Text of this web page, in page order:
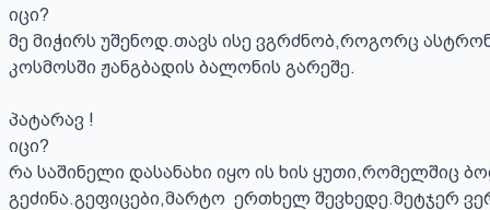
იცი?
მე მიჭირს უშენოდ.თავს ისე ვგრძნობ,როგორც
კოსმოსში ჟანგბადის ბალონის გარეშე.
პატარავ !
იცი?
რა საშინელი დასანახი იყო ის ხის ყუთი,რომელშიც
გეძინა.გეფიცები,მარტო  ერთხელ შევხედე.მეტჯერ